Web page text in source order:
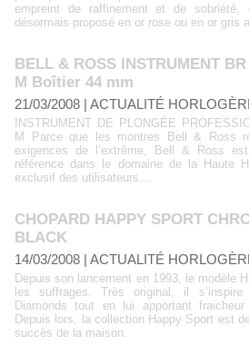
empreint de raffinement et de sobriété,
désormais proposé en or rose ou en or gris
BELL & ROSS INSTRUMENT
M Boîtier 44 mm
21/03/2008 | ACTUALITÉ
INSTRUMENT DE PLONGÉE
M Parce que les montres Bell & Ross
exigences de l’extrême, Bell & Ross
référence dans le domaine de la Haute
exclusif des utilisateurs...
CHOPARD HAPPY SPORT
BLACK
14/03/2008 | ACTUALITÉ
Depuis son lancement en 1993, le modèle
les suffrages. Très original, il
Diamonds tout en lui apportant
Depuis lors, la collection Happy Sport est
succès de la maison.